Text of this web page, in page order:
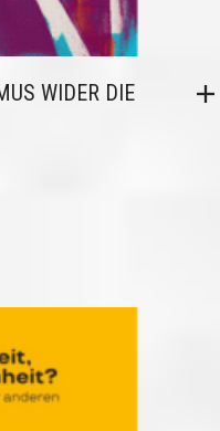
WIDER DIE